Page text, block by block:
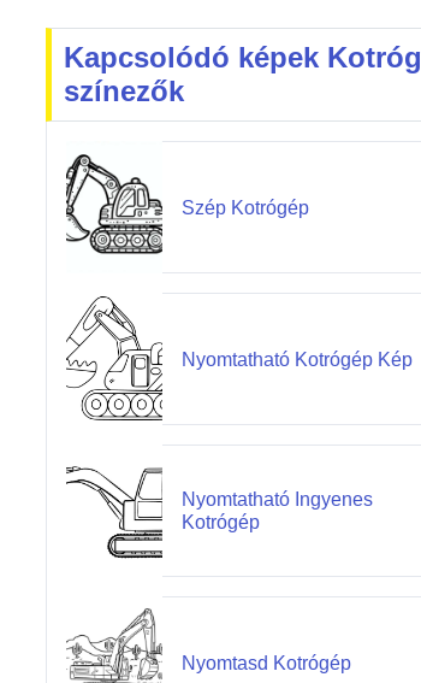
Kapcsolódó képek
színezők
Szép Kotrógép
Nyomtatható Kotrógép Kép
Nyomtatható Ingyenes
Kotrógép
Nyomtasd Kotrógép